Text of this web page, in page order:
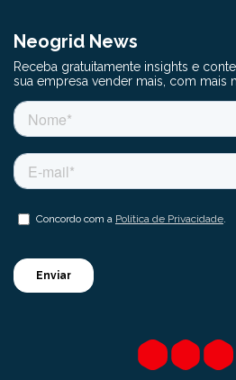
Neogrid News